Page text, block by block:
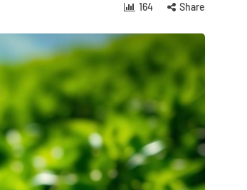
164 Share